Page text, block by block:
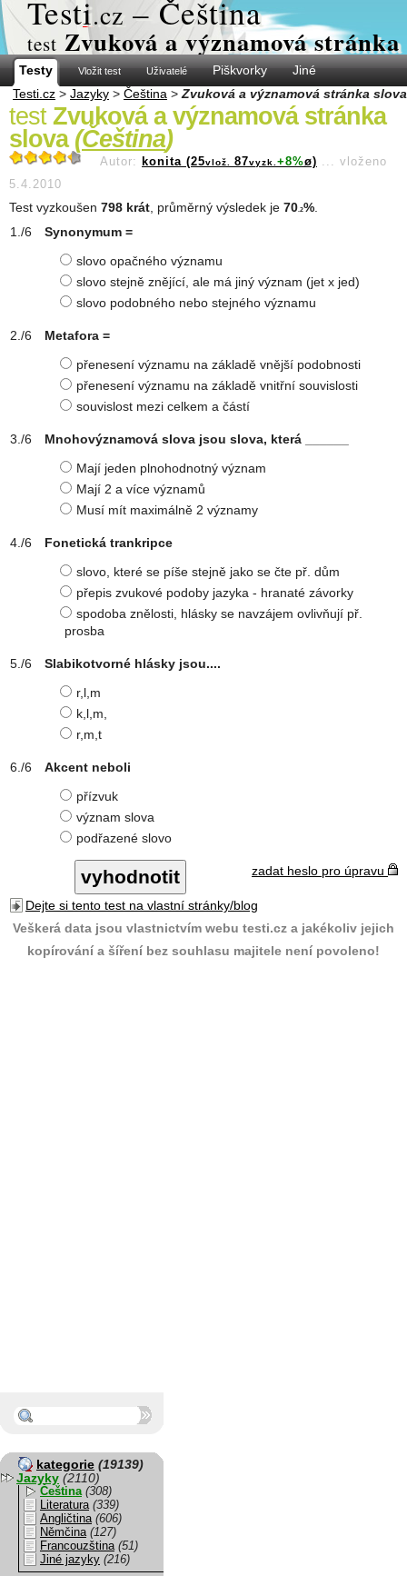
Testi.cz – Čeština
test Zvuková a významová stránka
Testy Vložit test Uživatelé Piškvorky
Jiné
Testi.cz > Jazyky > Čeština > Zvuková a významová stránka slova
test Zvuková a významová stránka
slova (Čeština)
Autor: konita (25vlož. 87vyzk. +8%ø) ... vloženo
5.4.2010
Test vyzkoušen 798 krát , průměrný výsledek je 70 .2%
Synonymum =
slovo opačného významu
slovo stejně znějící, ale má jiný význam (jet x jed)
slovo podobného nebo stejného významu
Metafora =
přenesení významu na základě vnější podobnosti
přenesení významu na základě vnitřní souvislosti
souvislost mezi celkem a částí
Mnohovýznamová slova jsou slova, která ______
Mají jeden plnohodnotný význam
Mají 2 a více významů
Musí mít maximálně 2 významy
Fonetická trankripce
slovo, které se píše stejně jako se čte př. dům
přepis zvukové podoby jazyka - hranaté závorky
spodoba znělosti, hlásky se navzájem ovlivňují př.
prosba
Slabikotvorné hlásky jsou....
r,l,m
k,l,m,
r,m,t
Akcent neboli
přízvuk
význam slova
podřazené slovo
zadat heslo pro úpravu
Dejte si tento test na vlastní stránky/blog
Veškerá data jsou vlastnictvím webu testi.cz a jakékoliv jejich
kopírování a šíření bez souhlasu majitele není povoleno!
kategorie (19139)
Jazyky (2110)
Čeština (308)
Literatura (339)
Angličtina (606)
Němčina (127)
Francouzština (51)
Jiné jazyky (216)